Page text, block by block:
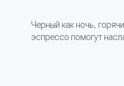
Черный как ночь,
эспрессо помогут